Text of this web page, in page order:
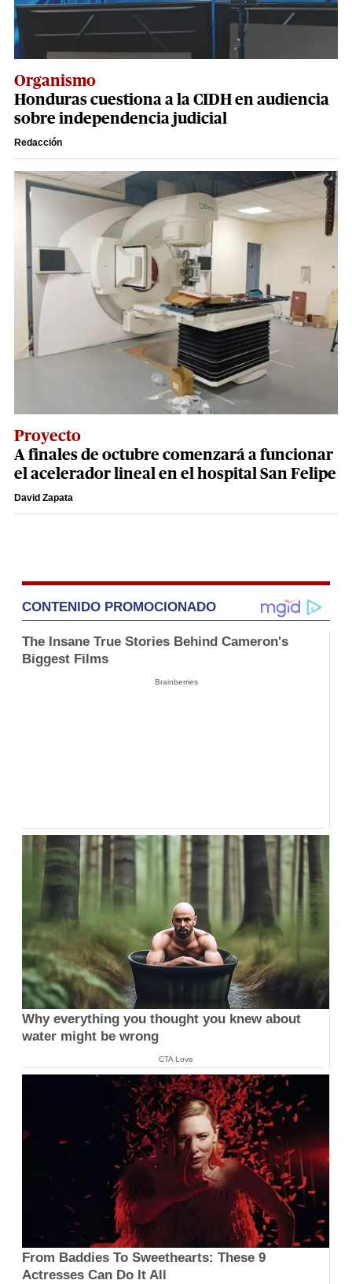
Organismo
Honduras cuestiona a la CIDH en audiencia
sobre independencia judicial
Redacción
Proyecto
A finales de octubre comenzará a funcionar
el acelerador lineal en el hospital San Felipe
David Zapata
CONTENIDO PROMOCIONADO
The Insane True Stories Behind Cameron's
Biggest Films
Brainberries
Why everything you thought you knew about
water might be wrong
CTA Love
From Baddies To Sweethearts: These 9
Actresses Can Do It All